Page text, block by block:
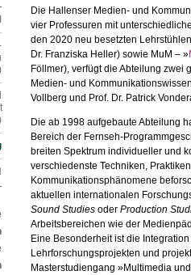
Die Hallenser Medien- und
vier Professuren mit
den 2020 neu besetzten
Dr. Franziska Heller) sowie MuM – »
Föllmer), verfügt die Abteilung zwei
Medien- und
Vollberg und Prof. Dr. Patrick
Die ab 1998 aufgebaute Abteilung
Bereich der Fernseh-
breiten Spektrum individueller und
verschiedenste Techniken,
Kommunikationsphänomene
aktuellen internationalen
Sound Studiesoder Production
Arbeitsbereichen wie der
Eine Besonderheit ist die
Lehrforschungsprojekten und
Masterstudiengang »Multimedia